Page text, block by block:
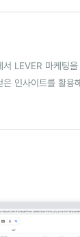
LEVER 마케팅을
인사이트를 활용